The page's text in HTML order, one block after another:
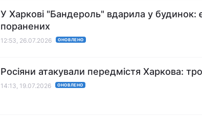
У Харкові "Бандероль" вдарила у будинок:
поранених
12:53, 26.07.2026 ОНОВЛЕНО
Росіяни атакували передмістя Харкова:
14:13, 19.07.2026 ОНОВЛЕНО